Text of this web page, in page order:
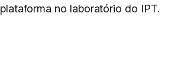
no laboratório do IPT.